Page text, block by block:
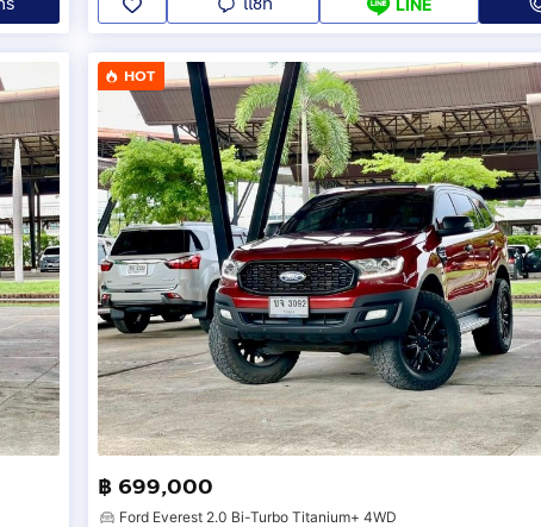
LINE
HOT
฿ 699,000
Ford Everest 2.0 Bi-Turbo Titanium+ 4WD